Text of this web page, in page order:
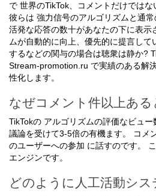
で 世界のTikTok、コメントだけではな
彼らは 強力信号のアルゴリズムと通常
活発な応答の数十があなたの下に表示
ムが自動的に向上、優先的に提言して
するなどの関与の場合は聴衆は静か?
Stream-promotion.ru で実績のある解
性化します。
なぜコメント件以上ある
TikTokの アルゴリズムの評価なビュ
議論を受けて3-5倍の有機ます。 コメ
のユーザーへの参加 に話すのです。
エンジンです。
どのように人工活動シス